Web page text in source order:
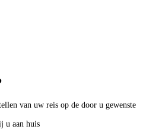
van uw reis op de door u gewenste
u aan huis